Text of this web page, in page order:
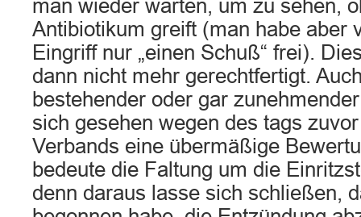
man wieder warten, um zu sehen,
Antibiotikum greift (man habe aber
Eingriff nur „einen Schuß“ frei).
dann nicht mehr gerechtfertigt.
bestehender oder gar
sich gesehen wegen des tags
Verbands eine übermäßige
bedeute die Faltung um die
denn daraus lasse sich schließen,